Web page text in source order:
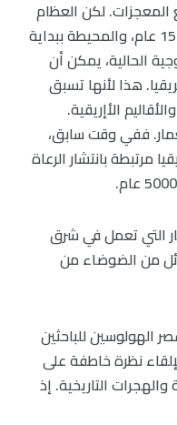
المعجزات. لكن العظام
التي يتراوح عمرها بين 5000 و 15000 عام، والمحيطة ببداية
الحالية، يمكن أن
هذا لأنها تسبق
الأإريقية.
ففي وقت سابق،
مرتبطة بانتشار الرعاة
التي تعمل في شرق
من الضوضاء من
الهولوسين للباحثين
نظرة خاطفة على
والهجرات التاريخية. إذ